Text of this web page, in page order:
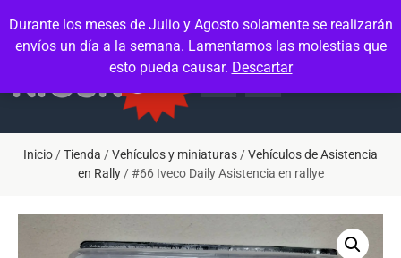
Durante los meses de Julio y Agosto solamente se realizarán
envíos un día a la semana. Lamentamos las molestias que
esto pueda causar. Descartar
Inicio /Tienda /Vehículos y miniaturas /Vehículos de Asistencia
en Rally/ #66 Iveco Daily Asistencia en rallye